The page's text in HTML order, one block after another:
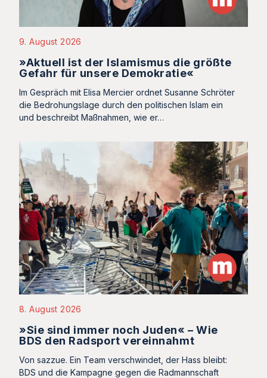
9. August 2026
»Aktuell ist der Islamismus die größte
Gefahr für unsere Demokratie«
Im Gespräch mit Elisa Mercier ordnet Susanne Schröter
die Bedrohungslage durch den politischen Islam ein
und beschreibt Maßnahmen, wie er…
8. August 2026
»Sie sind immer noch Juden« – Wie
BDS den Radsport vereinnahmt
Von sazzue. Ein Team verschwindet, der Hass bleibt:
BDS und die Kampagne gegen die Radmannschaft